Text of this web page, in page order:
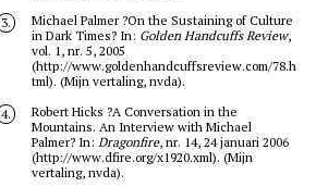
3.
Michael Palmer ?On the Sustaining of Culture
in Dark Times? In: Golden Handcuffs Review,
vol. 1, nr. 5, 2005
(http://www.goldenhandcuffsreview.com/78.h
tml). (Mijn vertaling, nvda).
4.
Robert Hicks ?A Conversation in the
Mountains. An Interview with Michael
Palmer? In: Dragonfire, nr. 14, 24 januari 2006
(http://www.dfire.org/x1920.xml). (Mijn
vertaling, nvda).